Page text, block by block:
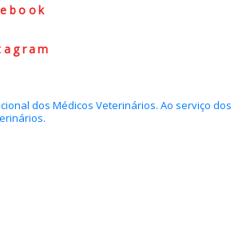
dos Médicos Veterinários. Ao serviço dos